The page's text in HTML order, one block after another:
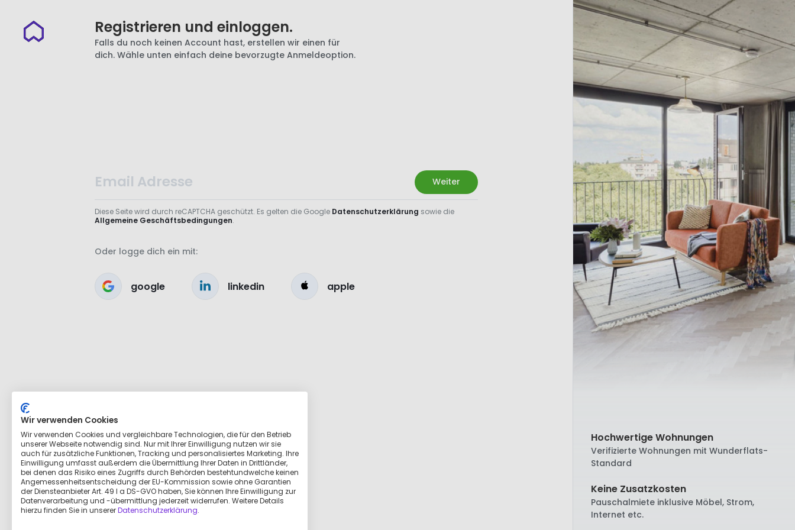
Registrieren und einloggen.
Falls du noch keinen Account hast, erstellen wir einen für
dich. Wähle unten einfach deine bevorzugte Anmeldeoption.
Weiter
Diese Seite wird durch reCAPTCHA geschützt. Es gelten die Google Datenschutzerklärung sowie die
Allgemeine Geschäftsbedingungen.
Oder logge dich ein mit:
google linkedin apple
Hochwertige Wohnungen
Verifizierte Wohnungen mit Wunderflats-
Standard
Keine Zusatzkosten
Pauschalmiete inklusive Möbel, Strom,
Internet etc.
Wir verwenden Cookies
Wir verwenden Cookies und vergleichbare Technologien, die für den Betrieb
unserer Webseite notwendig sind. Nur mit Ihrer Einwilligung nutzen wir sie
auch für zusätzliche Funktionen, Tracking und personalisiertes Marketing. Ihre
Einwilligung umfasst außerdem die Übermittlung Ihrer Daten in Drittländer,
bei denen das Risiko eines Zugriffs durch Behörden bestehtundwelche keinen
Angemessenheitsentscheidung der EU-Kommission sowie ohne Garantien
der Diensteanbieter Art. 49 I a DS-GVO haben, Sie können Ihre Einwilligung zur
Datenverarbeitung und -übermittlung jederzeit widerrufen. Weitere Details
hierzu finden Sie in unsererDatenschutzerklärung.